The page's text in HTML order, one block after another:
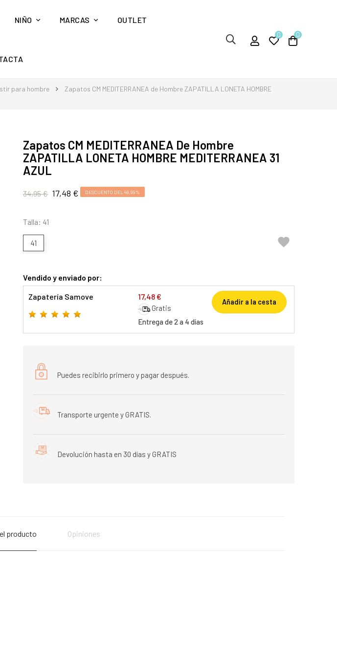
NIÑO MARCAS OUTLET
0 0
para hombre
Zapatos CM MEDITERRANEA de Hombre ZAPATILLA LONETA HOMBRE
Zapatos CM MEDITERRANEA De Hombre
ZAPATILLA LONETA HOMBRE MEDITERRANEA 31
AZUL
34,95 € 17,48 € DESCUENTO DEL 49,99%
Talla: 41
41 
Vendido y enviado por:
Zapatería Samove 17,48 €
Gratis
Entrega de 2 a 4 días
Añadir a la cesta
Puedes recibirlo primero y pagar después.
Transporte urgente y GRATIS.
Devolución hasta en 30 días y GRATIS
producto Opiniones